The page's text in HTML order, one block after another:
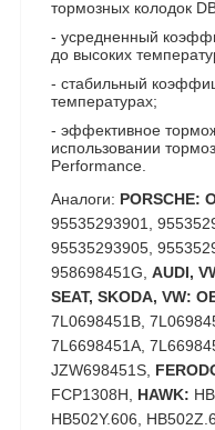
тормозных колодок
- усредненный
до высоких
- стабильный
температурах;
- эффективное
использовании
Performance.
Аналоги: PORSCHE:
95535293901,
95535293905,
958698451G, AUDI,
SEAT, SKODA, VW:
7L0698451B,
7L6698451A,
JZW698451S,
FCP1308H, HAWK:
HB502Y.606,